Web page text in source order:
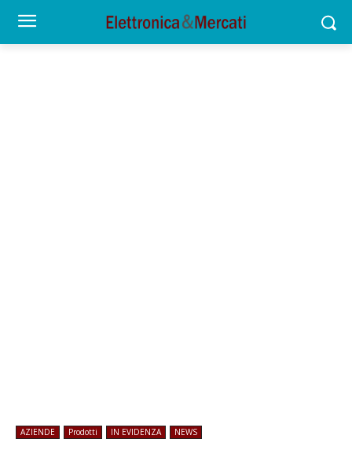
AZIENDE Prodotti IN EVIDENZA NEWS